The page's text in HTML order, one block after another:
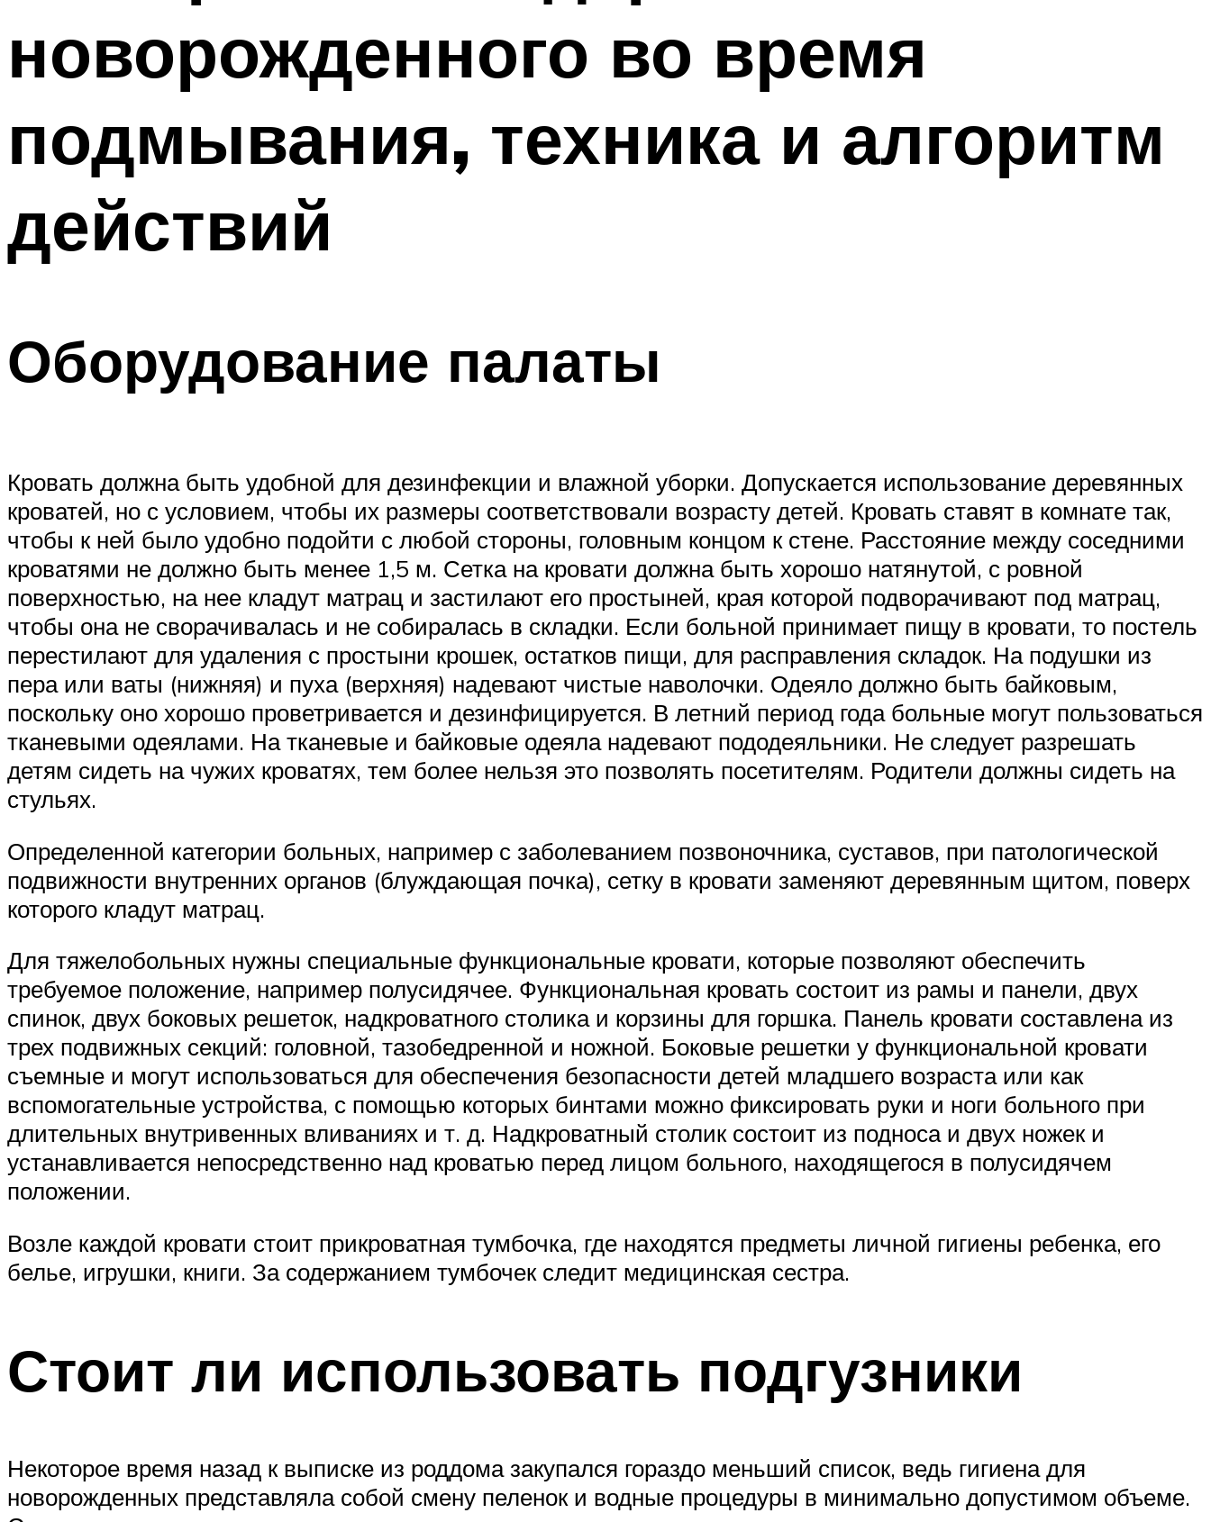
новорожденного во время
подмывания, техника и алгоритм
действий
Оборудование палаты
Кровать должна быть удобной для дезинфекции и влажной уборки. Допускается использование деревянных
кроватей, но с условием, чтобы их размеры соответствовали возрасту детей. Кровать ставят в комнате так,
чтобы к ней было удобно подойти с любой стороны, головным концом к стене. Расстояние между соседними
кроватями не должно быть менее 1,5 м. Сетка на кровати должна быть хорошо натянутой, с ровной
поверхностью, на нее кладут матрац и застилают его простыней, края которой подворачивают под матрац,
чтобы она не сворачивалась и не собиралась в складки. Если больной принимает пищу в кровати, то постель
перестилают для удаления с простыни крошек, остатков пищи, для расправления складок. На подушки из
пера или ваты (нижняя) и пуха (верхняя) надевают чистые наволочки. Одеяло должно быть байковым,
поскольку оно хорошо проветривается и дезинфицируется. В летний период года больные могут пользоваться
тканевыми одеялами. На тканевые и байковые одеяла надевают пододеяльники. Не следует разрешать
детям сидеть на чужих кроватях, тем более нельзя это позволять посетителям. Родители должны сидеть на
стульях.
Определенной категории больных, например с заболеванием позвоночника, суставов, при патологической
подвижности внутренних органов (блуждающая почка), сетку в кровати заменяют деревянным щитом, поверх
которого кладут матрац.
Для тяжелобольных нужны специальные функциональные кровати, которые позволяют обеспечить
требуемое положение, например полусидячее. Функциональная кровать состоит из рамы и панели, двух
спинок, двух боковых решеток, надкроватного столика и корзины для горшка. Панель кровати составлена из
трех подвижных секций: головной, тазобедренной и ножной. Боковые решетки у функциональной кровати
съемные и могут использоваться для обеспечения безопасности детей младшего возраста или как
вспомогательные устройства, с помощью которых бинтами можно фиксировать руки и ноги больного при
длительных внутривенных вливаниях и т. д. Надкроватный столик состоит из подноса и двух ножек и
устанавливается непосредственно над кроватью перед лицом больного, находящегося в полусидячем
положении.
Возле каждой кровати стоит прикроватная тумбочка, где находятся предметы личной гигиены ребенка, его
белье, игрушки, книги. За содержанием тумбочек следит медицинская сестра.
Стоит ли использовать подгузники
Некоторое время назад к выписке из роддома закупался гораздо меньший список, ведь гигиена для
новорожденных представляла собой смену пеленок и водные процедуры в минимально допустимом объеме.